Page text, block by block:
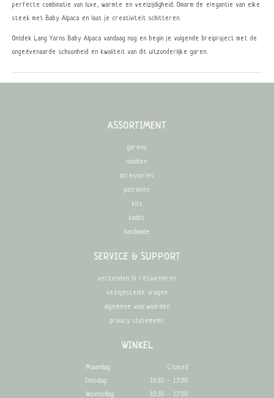
perfecte combinatie van luxe, warmte en veelzijdigheid. Omarm de elegantie van elke
steek met Baby Alpaca en laat je creativiteit schitteren.
Ontdek Lang Yarns Baby Alpaca vandaag nog en begin je volgende breiproject met de
ongeëvenaarde schoonheid en kwaliteit van dit uitzonderlijke garen.
ASSORTIMENT
garens
naalden
accessories
patronen
kits
kado's
handmade
SERVICE & SUPPORT
verzenden & retourneren
veelgestelde vragen
algemene voorwaarden
privacy statememt
WINKEL
Maandag:
Closed
Dinsdag:
10:30 - 17:00
Woensdag:
10:30 - 17:00